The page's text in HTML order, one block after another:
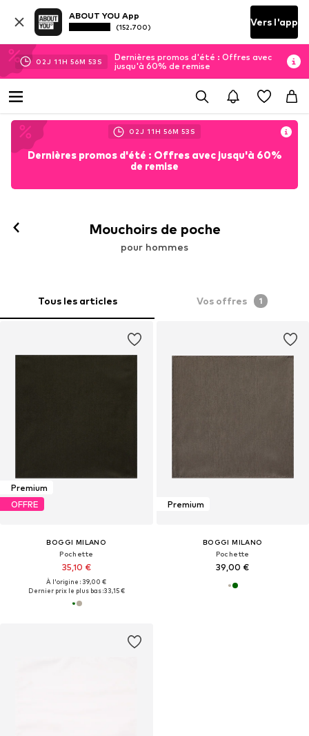
ABOUT YOU App
(152.700) Vers l'app
02J 11H 56M 52 S
Dernières promos d'été : Offres avec
jusqu'à 60% de remise
02J 11H 56M 52 S
Dernières promos d'été : Offres avec jusqu'à 60%
de remise
Mouchoirs de poche
pour hommes
Tous les articles Vos offres 1
Premium
OFFRE
BOGGI MILANO
Pochette
35,10 €
À l'origine : 39,00 €
Dernier prix le plus bas :33,15 €
Premium
BOGGI MILANO
Pochette
39,00 €